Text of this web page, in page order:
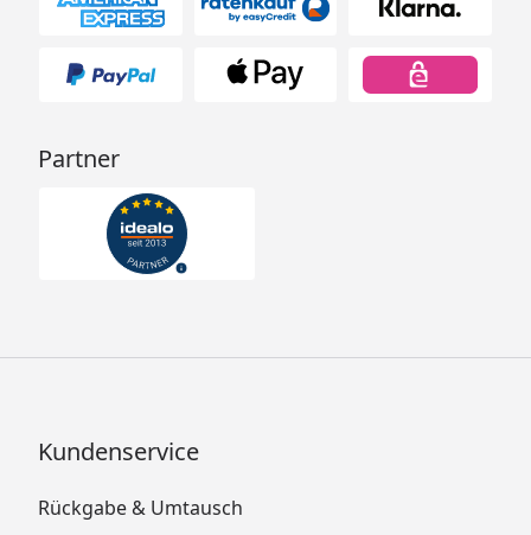
Partner
Kundenservice
Rückgabe & Umtausch